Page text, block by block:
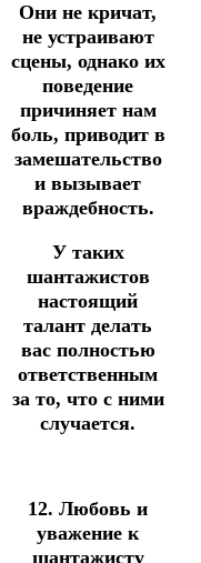
Они не кричат,
не устраивают
сцены, однако их
поведение
причиняет нам
боль, приводит в
замешательство
и вызывает
враждебность.
У таких
шантажистов
настоящий
талант делать
вас полностью
ответственным
за то, что с ними
случается.
12. Любовь и
уважение к
шантажисту